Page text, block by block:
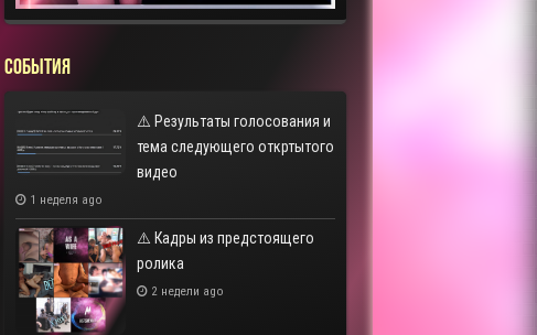
СОБЫТИЯ
⚠️ Результаты голосования и
тема следующего откртытого
видео
1 неделя ago
⚠️ Кадры из предстоящего
ролика
2 недели ago